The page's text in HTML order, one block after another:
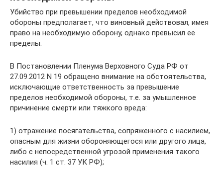
Убийство при превышении пределов необходимой
обороны предполагает, что виновный действовал, имея
право на необходимую оборону, однако превысил ее
пределы.
В Постановлении Пленума Верховного Суда РФ от
27.09.2012 N 19 обращено внимание на обстоятельства,
исключающие ответственность за превышение
пределов необходимой обороны, т.е. за умышленное
причинение смерти или тяжкого вреда:
1) отражение посягательства, сопряженного с насилием,
опасным для жизни обороняющегося или другого лица,
либо с непосредственной угрозой применения такого
насилия (ч. 1 ст. 37 УК РФ);